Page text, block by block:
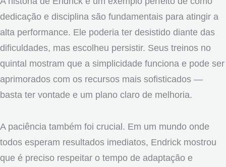
dedicação e disciplina são fundamentais para atingir a
alta performance. Ele poderia ter desistido diante das
dificuldades, mas escolheu persistir. Seus treinos no
quintal mostram que a simplicidade funciona e pode ser
aprimorados com os recursos mais sofisticados —
basta ter vontade e um plano claro de melhoria.
A paciência também foi crucial. Em um mundo onde
todos esperam resultados imediatos, Endrick mostrou
que é preciso respeitar o tempo de adaptação e